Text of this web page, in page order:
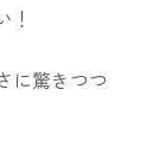
！
に驚きつつ